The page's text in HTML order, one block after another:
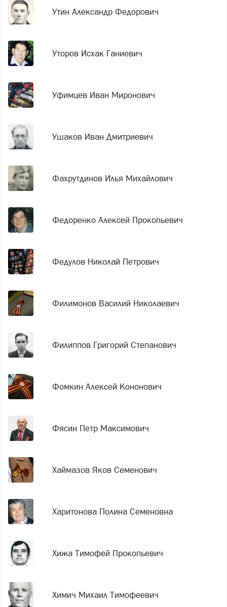
Утин Александр Федорович
Уторов Исхак Ганиевич
Уфимцев Иван Миронович
Ушаков Иван Дмитриевич
Фахрутдинов Илья Михайлович
Федоренко Алексей Прокопьевич
Федулов Николай Петрович
Филимонов Василий Николаевич
Филиппов Григорий Степанович
Фомкин Алексей Кононович
Фясин Петр Максимович
Хаймазов Яков Семенович
Харитонова Полина Семеновна
Хижа Тимофей Прокопьевич
Химич Михаил Тимофеевич